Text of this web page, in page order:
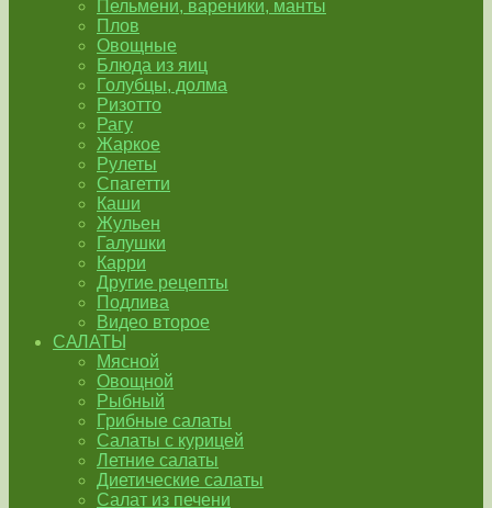
Пельмени, вареники, манты
Плов
Овощные
Блюда из яиц
Голубцы, долма
Ризотто
Рагу
Жаркое
Рулеты
Спагетти
Каши
Жульен
Галушки
Карри
Другие рецепты
Подлива
Видео второе
САЛАТЫ
Мясной
Овощной
Рыбный
Грибные салаты
Салаты с курицей
Летние салаты
Диетические салаты
Салат из печени